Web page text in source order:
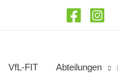
VfL-FIT Abteilungen